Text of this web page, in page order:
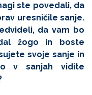
ste povedali, da
uresničile sanje.
da vam bo
žogo in boste
svoje sanje in
v sanjah vidite